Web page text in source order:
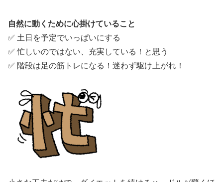
自然に動くために心掛けていること
✅ 土日を予定でいっぱいにする
✅ 忙しいのではない、充実している！と思う
✅ 階段は足の筋トレになる！迷わず駆け上がれ！